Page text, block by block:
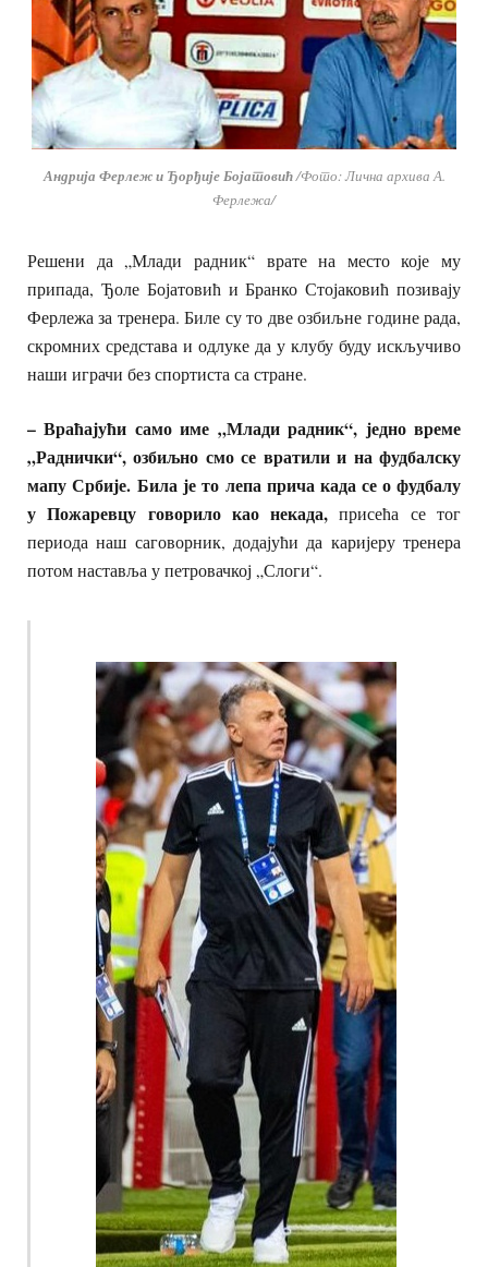
Андрија Ферлеж и Ђорђије Бојатовић/Фото: Лична архива А.
Ферлежа/
Решени да „Млади радник“ врате на место које му
припада, Ђоле Бојатовић и Бранко Стојаковић позивају
Ферлежа за тренера. Биле су то две озбиљне године рада,
скромних средстава и одлуке да у клубу буду искључиво
наши играчи без спортиста са стране.
– Враћајући само име „Млади радник“, једно време
„Раднички“, озбиљно смо се вратили и на фудбалску
мапу Србије.Била је то лепа прича када се о фудбалу
у Пожаревцу говорило као некада, присећа се тог
периода наш саговорник, додајући да каријеру тренера
потом наставља у петровачкој „Слоги“.